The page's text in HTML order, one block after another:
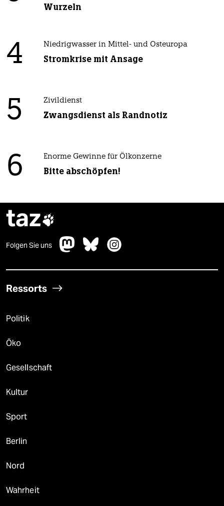
Wurzeln
4 Niedrigwasser in Mittel- und Osteuropa
Stromkrise mit Ansage
5 Zivildienst
Zwangsdienst als Randnotiz
6 Enorme Gewinne für Ölkonzerne
Bitte abschöpfen!
taz
Folgen Sie uns
Ressorts
Politik
Öko
Gesellschaft
Kultur
Sport
Berlin
Nord
Wahrheit